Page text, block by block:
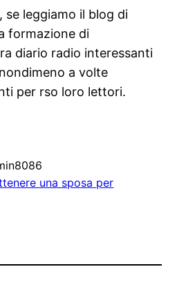
se leggiamo il blog di
formazione di
diario radio interessanti
a volte
per rso loro lettori.
una sposa per